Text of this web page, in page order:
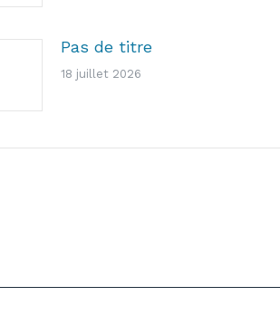
Pas de titre
18 juillet 2026